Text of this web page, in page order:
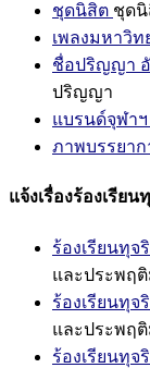
ชุดนิสิต ชุด
เพลงมหาวิท
ชื่อปริญญา
ปริญญา
แบรนด์จุฬาฯ
ภาพบรรยาก
แจ้งเรื่องร้องเรียน
ร้องเรียนทุ
และประพฤ
ร้องเรียนทุ
และประพฤ
ร้องเรียนทุ